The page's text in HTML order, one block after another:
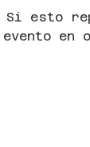
esto
en